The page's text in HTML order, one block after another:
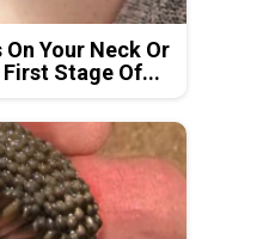
Your Neck Or
Stage Of...